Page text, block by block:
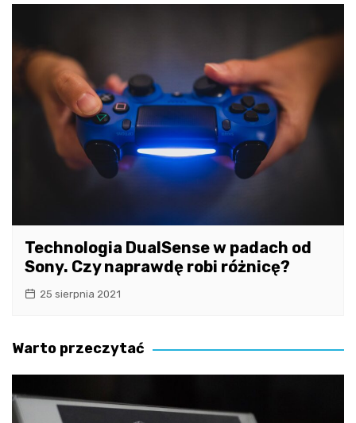
Technologia DualSense w padach od
Sony. Czy naprawdę robi różnicę?
25 sierpnia 2021
Warto przeczytać